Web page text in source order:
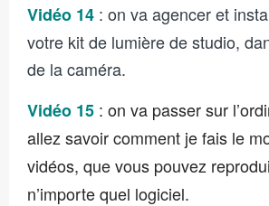
Vidéo 14 : on va agencer et
votre kit de lumière de studio,
de la caméra.
Vidéo 15 : on va passer sur
allez savoir comment je fais le
vidéos, que vous pouvez
n’importe quel logiciel.